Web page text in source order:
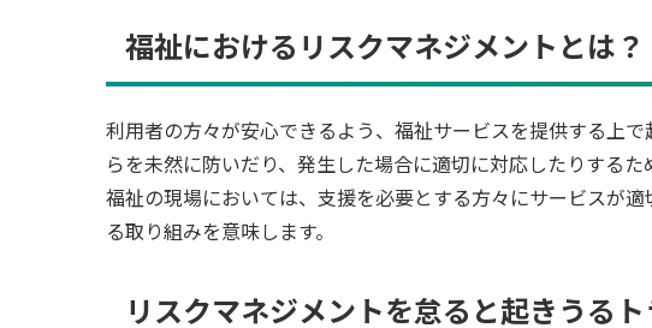
福祉におけるリスクマネジメントとは？
利用者の方々が安心できるよう、福祉サービスを提供する上
らを未然に防いだり、発生した場合に適切に対応したりするた
福祉の現場においては、支援を必要とする方々にサービスが
る取り組みを意味します。
リスクマネジメントを怠ると起きうる